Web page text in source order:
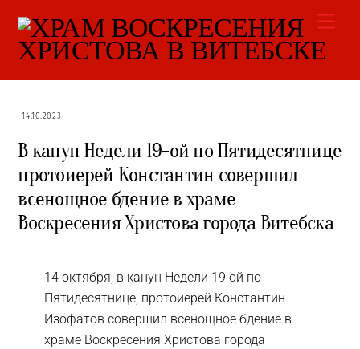
content
14.10.2023
В канун Недели 19-ой по Пятидесятнице
протоиерей Константин совершил
всенощное бдение в храме
Воскресения Христова города Витебска
14 октября, в канун Недели 19 ой по
Пятидесятнице, протоиерей Константин
Изофатов совершил всенощное бдение в
храме Воскресения Христова города